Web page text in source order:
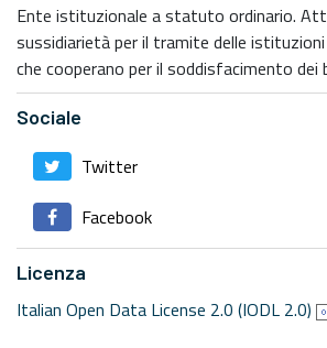
Ente istituzionale a statuto ordinario.
sussidiarietà per il tramite delle
che cooperano per il soddisfacimento dei
Sociale
Twitter
Facebook
Licenza
Italian Open Data License 2.0 (IODL 2.0)